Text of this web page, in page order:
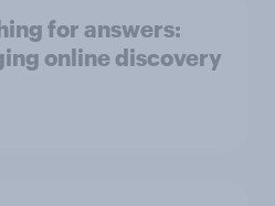
for answers:
online discovery